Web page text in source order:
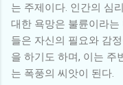
는 주제이다. 인간의 심
대한 욕망은 불륜이라
들은 자신의 필요와 감
을 하기도 하며, 이는 주
는 폭풍의 씨앗이 된다.